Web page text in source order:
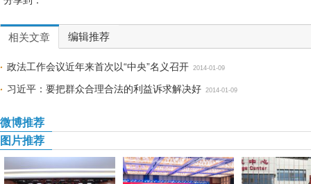
相关文章 编辑推荐
政法工作会议近年来首次以“中央”名义召开 2014-01-09
习近平：要把群众合理合法的利益诉求解决好 2014-01-09
微博推荐
图片推荐